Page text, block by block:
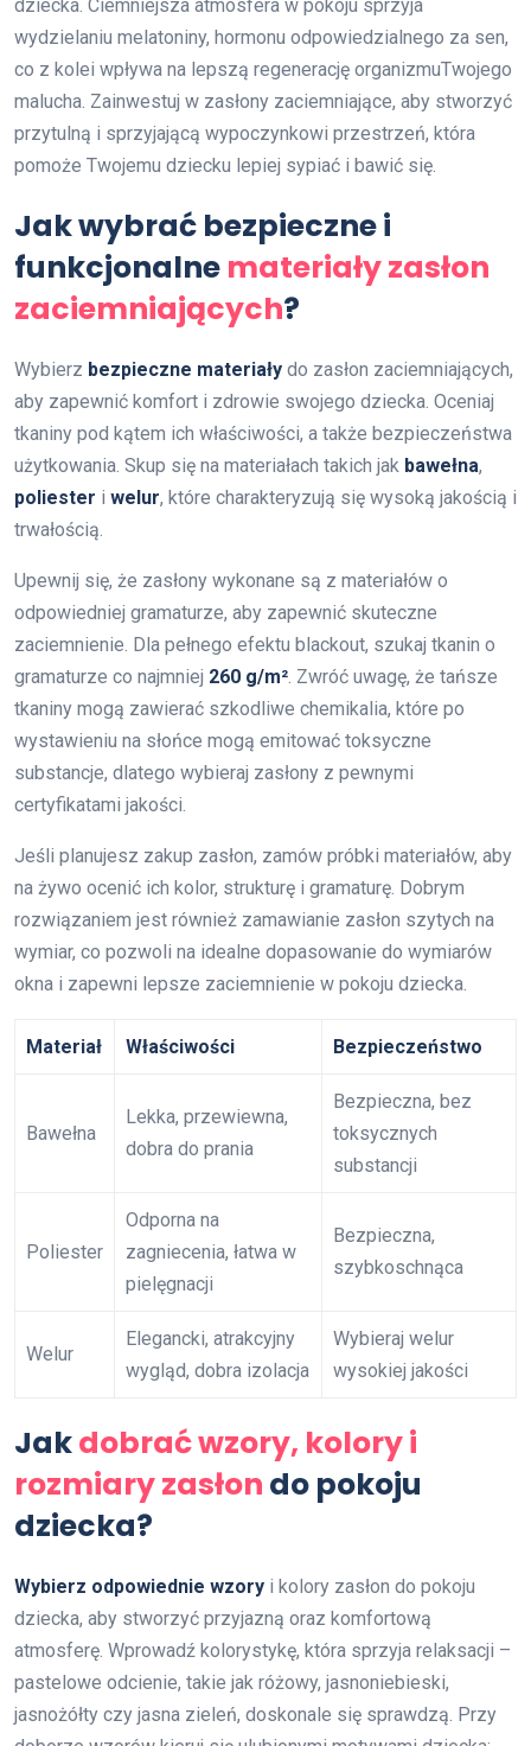
dziecka. Ciemniejsza atmosfera w pokoju sprzyja
wydzielaniu melatoniny, hormonu odpowiedzialnego za sen,
co z kolei wpływa na lepszą regenerację organizmuTwojego
malucha. Zainwestuj w zasłony zaciemniające, aby stworzyć
przytulną i sprzyjającą wypoczynkowi przestrzeń, która
pomoże Twojemu dziecku lepiej sypiać i bawić się.
Jak wybrać bezpieczne i
funkcjonalne materiały zasłon
zaciemniających?
Wybierz bezpieczne materiały do zasłon zaciemniających,
aby zapewnić komfort i zdrowie swojego dziecka. Oceniaj
tkaniny pod kątem ich właściwości, a także bezpieczeństwa
użytkowania. Skup się na materiałach takich jak bawełna,
poliester i welur, które charakteryzują się wysoką jakością i
trwałością.
Upewnij się, że zasłony wykonane są z materiałów o
odpowiedniej gramaturze, aby zapewnić skuteczne
zaciemnienie. Dla pełnego efektu blackout, szukaj tkanin o
gramaturze co najmniej 260 g/m². Zwróć uwagę, że tańsze
tkaniny mogą zawierać szkodliwe chemikalia, które po
wystawieniu na słońce mogą emitować toksyczne
substancje, dlatego wybieraj zasłony z pewnymi
certyfikatami jakości.
Jeśli planujesz zakup zasłon, zamów próbki materiałów, aby
na żywo ocenić ich kolor, strukturę i gramaturę. Dobrym
rozwiązaniem jest również zamawianie zasłon szytych na
wymiar, co pozwoli na idealne dopasowanie do wymiarów
okna i zapewni lepsze zaciemnienie w pokoju dziecka.
Materiał Właściwości Bezpieczeństwo
Bawełna
Lekka, przewiewna,
dobra do prania
Bezpieczna, bez
toksycznych
substancji
Poliester
Odporna na
zagniecenia, łatwa w
pielęgnacji
Bezpieczna,
szybkoschnąca
Welur
Elegancki, atrakcyjny
wygląd, dobra izolacja
Wybieraj welur
wysokiej jakości
Jakdobrać wzory, kolory i
rozmiary zasłon do pokoju
dziecka?
Wybierz odpowiednie wzory i kolory zasłon do pokoju
dziecka, aby stworzyć przyjazną oraz komfortową
atmosferę. Wprowadź kolorystykę, która sprzyja relaksacji –
pastelowe odcienie, takie jak różowy, jasnoniebieski,
jasnożółty czy jasna zieleń, doskonale się sprawdzą. Przy